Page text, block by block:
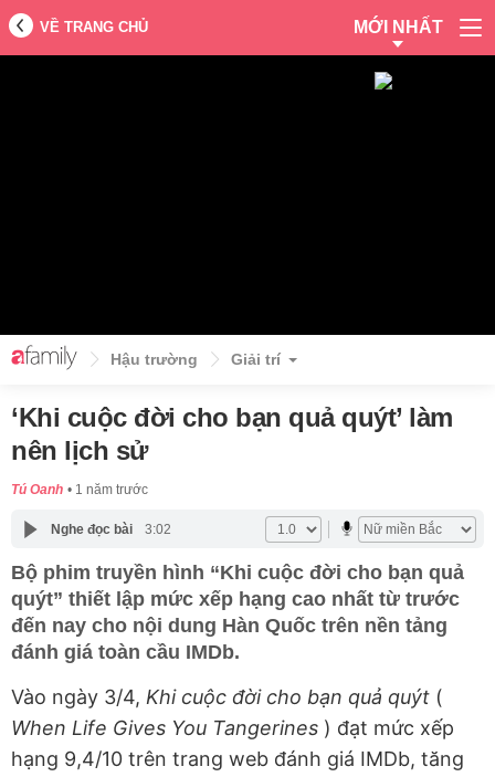
VỀ TRANG CHỦ MỚI NHẤT
Hậu trường Giải trí
‘Khi cuộc đời cho bạn quả quýt’ làm
nên lịch sử
Tú Oanh 1 năm trước
Nghe đọc bài 3:02
Bộ phim truyền hình “Khi cuộc đời cho bạn quả
quýt” thiết lập mức xếp hạng cao nhất từ trước
đến nay cho nội dung Hàn Quốc trên nền tảng
đánh giá toàn cầu IMDb.
Vào ngày 3/4, Khi cuộc đời cho bạn quả quýt (
When Life Gives You Tangerines ) đạt mức xếp
hạng 9,4/10 trên trang web đánh giá IMDb, tăng